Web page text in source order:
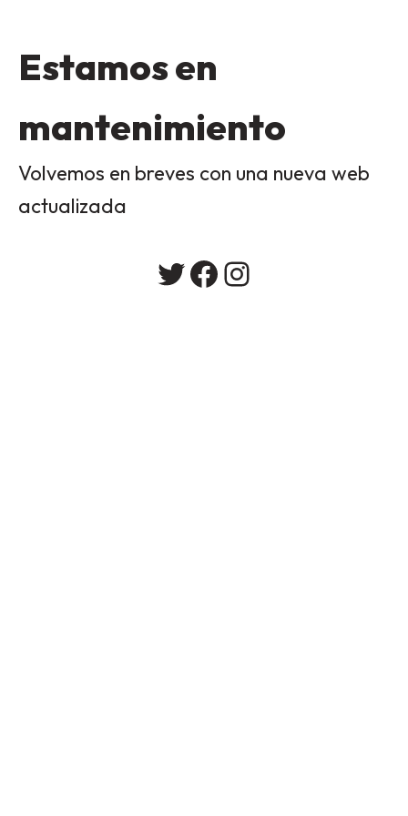
Estamos en
mantenimiento
Volvemos en breves con una nueva web
actualizada
Twitter
Facebook
Instagram